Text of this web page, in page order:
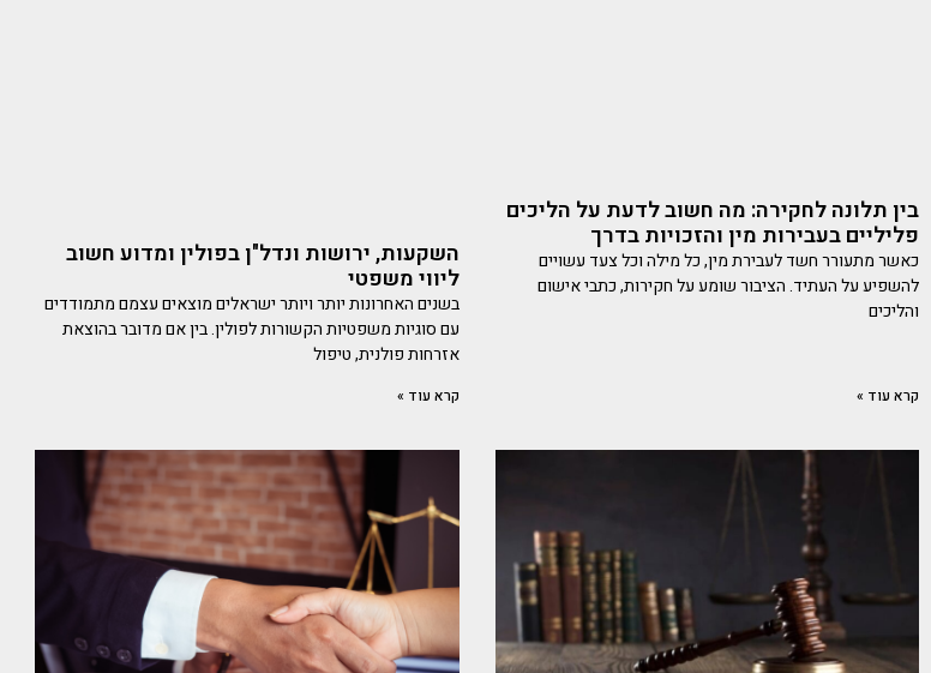
בין תלונה לחקירה: מה חשוב לדעת על הליכים
פליליים בעבירות מין והזכויות בדרך
כאשר מתעורר חשד לעבירת מין, כל מילה וכל צעד עשויים
להשפיע על העתיד. הציבור שומע על חקירות, כתבי אישום
והליכים
קרא עוד »
השקעות, ירושות ונדל"ן בפולין ומדוע חשוב
ליווי משפטי
בשנים האחרונות יותר ויותר ישראלים מוצאים עצמם מתמודדים
עם סוגיות משפטיות הקשורות לפולין. בין אם מדובר בהוצאת
אזרחות פולנית, טיפול
קרא עוד »